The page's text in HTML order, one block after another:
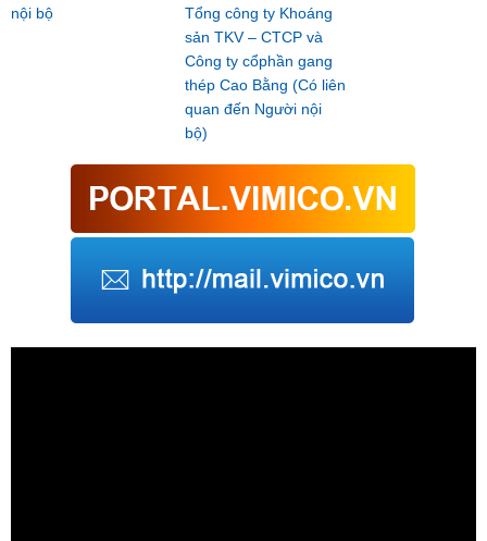
nội bộ
Tổng công ty Khoáng
sản TKV – CTCP và
Công ty cổphần gang
thép Cao Bằng (Có liên
quan đến Người nội
bộ)